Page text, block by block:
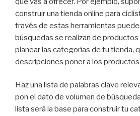
construir una tienda online para
través de estas herramientas
búsquedas se realizan de
planear las categorías de tu tienda,
descripciones poner a los
Haz una lista de palabras clave
pon el dato de volumen de
lista será la base para construir tu